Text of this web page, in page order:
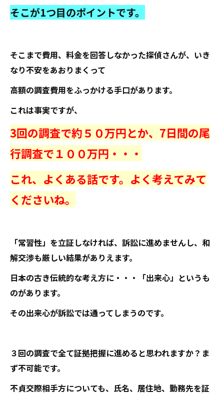
そこが1つ目のポイントです。
そこまで費用、料金を回答しなかった探偵さんが、いき
なり不安をあおりまくって
高額の調査費用をふっかける手口があります。
これは事実ですが、
3回の調査で約５０万円とか、7日間の尾
行調査で１００万円・・・
これ、よくある話です。よく考えてみて
くださいね。
「常習性」を立証しなければ、訴訟に進めませんし、和
解交渉も厳しい結果がありえます。
日本の古き伝統的な考え方に・・・「出来心」というも
のがあります。
その出来心が訴訟では通ってしまうのです。
３回の調査で全て証拠把握に進めると思われますか？ま
ず不可能です。
不貞交際相手方についても、氏名、居住地、勤務先を証